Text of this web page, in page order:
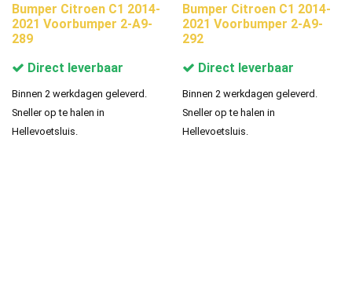
Bumper Citroen C1 2014-
2021 Voorbumper 2-A9-
289
Direct leverbaar
Binnen 2 werkdagen geleverd.
Sneller op te halen in
Hellevoetsluis.
Bumper Citroen C1 2014-
2021 Voorbumper 2-A9-
292
Direct leverbaar
Binnen 2 werkdagen geleverd.
Sneller op te halen in
Hellevoetsluis.